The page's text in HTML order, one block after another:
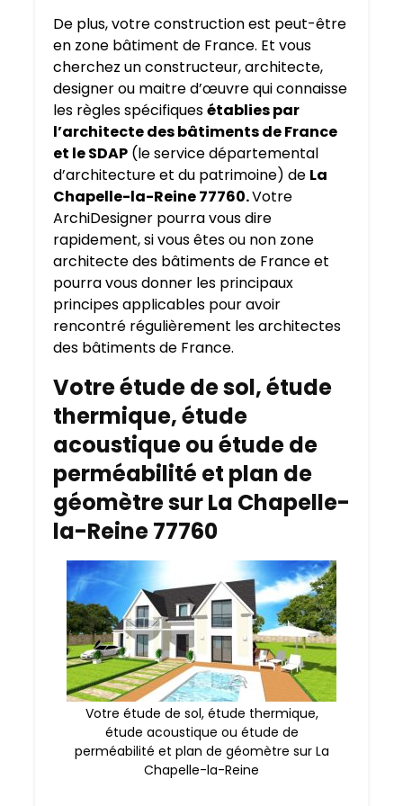
De plus, votre construction est peut-être
en zone bâtiment de France. Et vous
cherchez un constructeur, architecte,
designer ou maitre d’œuvre qui connaisse
les règles spécifiquesétablies par
l’architecte des bâtiments de France
et le SDAP (le service départemental
d’architecture et du patrimoine) de La
Chapelle-la-Reine 77760.Votre
ArchiDesigner pourra vous dire
rapidement, si vous êtes ou non zone
architecte des bâtiments de France et
pourra vous donner les principaux
principes applicables pour avoir
rencontré régulièrement les architectes
des bâtiments de France.
Votre étude de sol, étude
thermique, étude
acoustique ou étude de
perméabilité et plan de
géomètre sur La Chapelle-
la-Reine 77760
Votre étude de sol, étude thermique,
étude acoustique ou étude de
perméabilité et plan de géomètre sur La
Chapelle-la-Reine